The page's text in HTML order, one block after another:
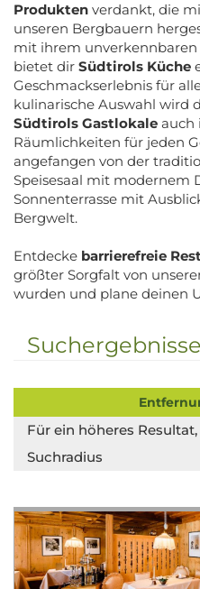
Produkten verdankt, die
unseren Bergbauern
mit ihrem
bietet dir Südtirols Küche
Geschmackserlebnis für
kulinarische Auswahl wird
Südtirols Gastlokale auch
Räumlichkeiten für jeden
angefangen von der
Speisesaal mit modernem
Sonnenterrasse mit
Bergwelt.
Entdecke barrierefreie
größter Sorgfalt von
wurden und plane deinen
Suchergebnisse
Für ein höheres
Suchradius